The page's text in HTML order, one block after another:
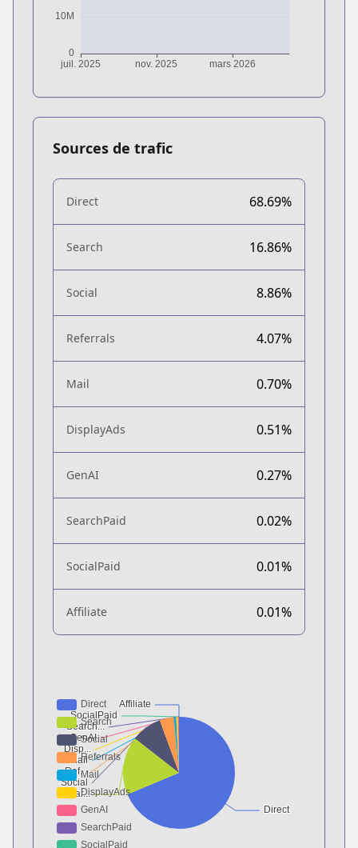
Sources de trafic
Direct 68.69%
Search 16.86%
Social 8.86%
Referrals 4.07%
Mail 0.70%
DisplayAds 0.51%
GenAI 0.27%
SearchPaid 0.02%
SocialPaid 0.01%
Affiliate 0.01%